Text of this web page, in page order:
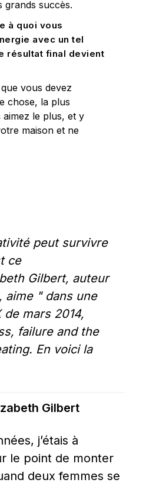
grands succès.
à quoi vous
avec un tel
résultat final devient
vous devez
chose, la plus
le plus, et y
maison et ne
peut survivre
ce
Gilbert, auteur
" dans une
de mars 2014,
failure and the
En voici la
Gilbert
j’étais à
le point de monter
deux femmes se